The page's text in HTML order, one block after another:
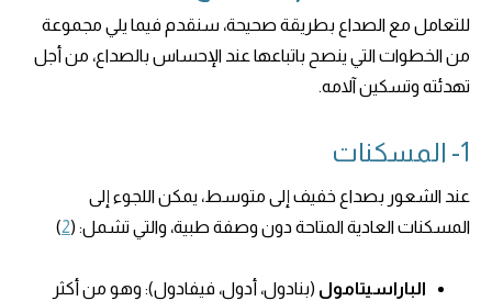
للتعامل مع الصداع بطريقة صحيحة، سنقدم فيما يلي مجموعة
من الخطوات التي ينصح باتباعها عند الإحساس بالصداع، من أجل
تهدئته وتسكين آلامه.
1- المسكنات
عند الشعور بصداع خفيف إلى متوسط، يمكن اللجوء إلى
المسكنات العادية المتاحة دون وصفة طبية، والتي تشمل: (2
)
الباراسيتامول (بنادول، أدول، فيفادول): وهو من أكثر